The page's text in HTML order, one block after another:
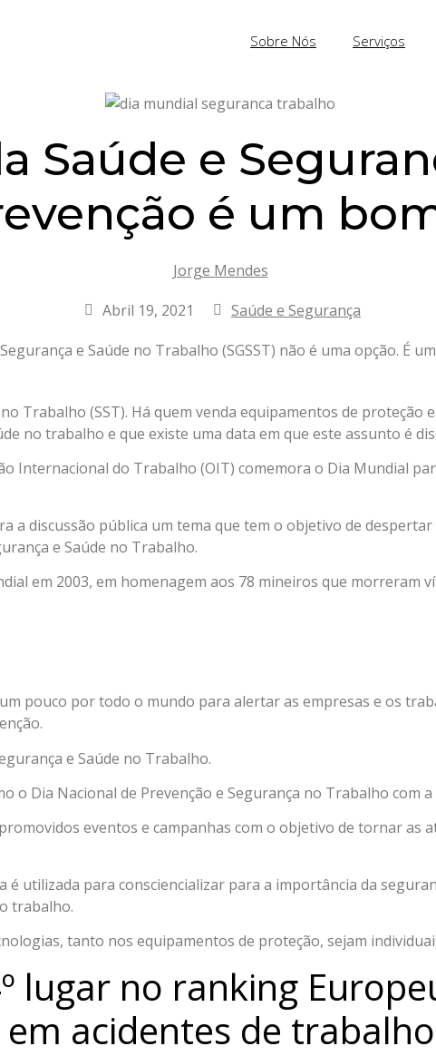
Sobre Nós Serviços
Saúde e
é um
Jorge Mendes
Abril 19, 2021
Saúde e Segurança
e Saúde no Trabalho (SGSST) não é uma opção. É
Trabalho (SST). Há quem venda equipamentos de proteção
no trabalho e que existe uma data em que este assunto é
Internacional do Trabalho (OIT) comemora o Dia Mundial
a discussão pública um tema que tem o objetivo de
e Saúde no Trabalho.
em 2003, em homenagem aos 78 mineiros que morreram
pouco por todo o mundo para alertar as empresas e os
e Saúde no Trabalho.
o Dia Nacional de Prevenção e Segurança no Trabalho com a
eventos e campanhas com o objetivo de tornar as
é utilizada para consciencializar para a importância da
trabalho.
tanto nos equipamentos de proteção, sejam
lugar no ranking
acidentes de trabalho